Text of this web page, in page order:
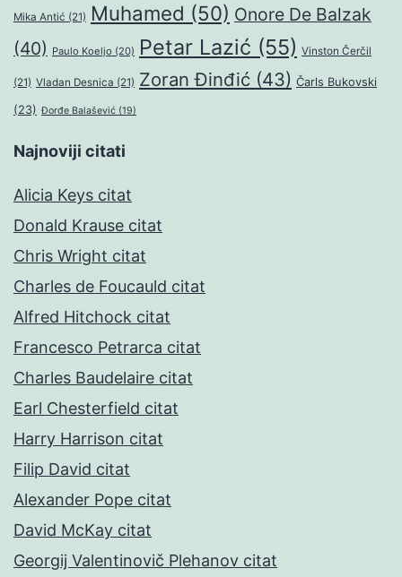
Mika Antić (21) Muhamed (50) Onore De Balzak
(40) Paulo Koeljo (20) Petar Lazić (55) Vinston Čerčil
(21) Vladan Desnica (21) Zoran Đinđić (43) Čarls Bukovski
(23) Đorđe Balašević (19)
Najnoviji citati
Alicia Keys citat
Donald Krause citat
Chris Wright citat
Charles de Foucauld citat
Alfred Hitchock citat
Francesco Petrarca citat
Charles Baudelaire citat
Earl Chesterfield citat
Harry Harrison citat
Filip David citat
Alexander Pope citat
David McKay citat
Georgij Valentinovič Plehanov citat